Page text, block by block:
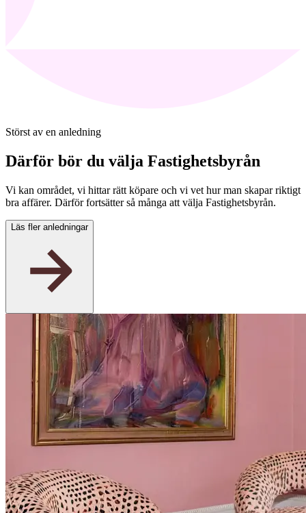
Störst av en anledning
Därför bör du välja Fastighetsbyrån
Vi kan området, vi hittar rätt köpare och vi vet hur man skapar riktigt
bra affärer. Därför fortsätter så många att välja Fastighetsbyrån.
Läs fler anledningar